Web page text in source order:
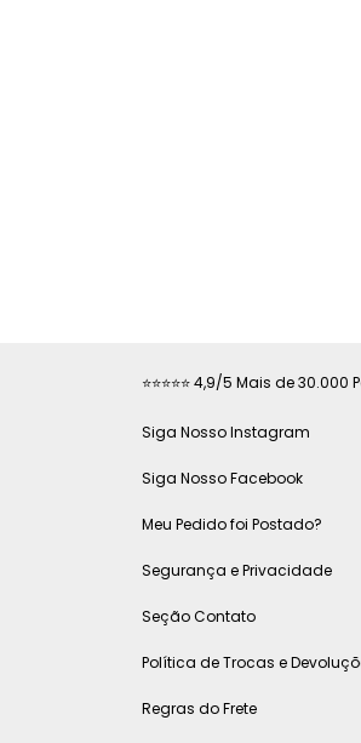
⭐⭐⭐⭐⭐ 4,9/5 Mais de
Siga Nosso Instagram
Siga Nosso Facebook
Meu Pedido foi Postado?
Segurança e Privacidade
Seção Contato
Política de Trocas e
Regras do Frete